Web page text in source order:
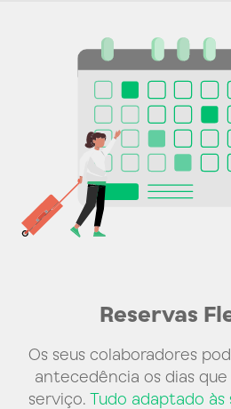
Reservas
Os seus colaboradores
antecedência os dias
serviço. Tudo adaptado às